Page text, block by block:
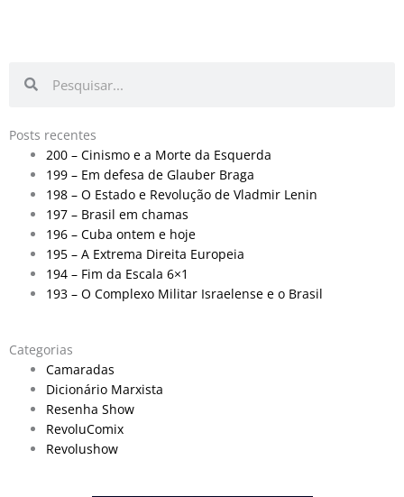
Posts recentes
200 – Cinismo e a Morte da Esquerda
199 – Em defesa de Glauber Braga
198 – O Estado e Revolução de Vladmir Lenin
197 – Brasil em chamas
196 – Cuba ontem e hoje
195 – A Extrema Direita Europeia
194 – Fim da Escala 6×1
193 – O Complexo Militar Israelense e o Brasil
Categorias
Camaradas
Dicionário Marxista
Resenha Show
RevoluComix
Revolushow